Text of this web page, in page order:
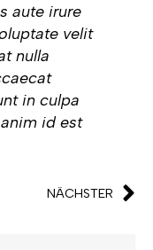
aute irure
velit
nulla
in culpa
id est
NÄCHSTER